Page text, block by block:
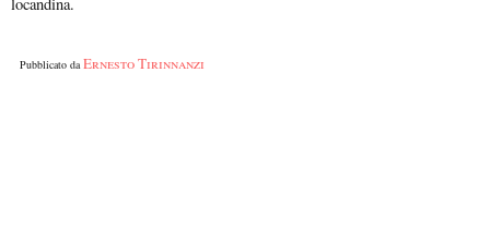
locandina.
Pubblicato daErnesto Tirinnanzi